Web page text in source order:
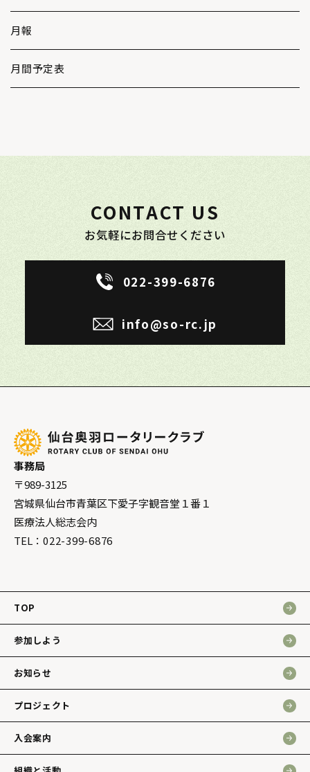
月報
月間予定表
CONTACT US
お気軽にお問合せください
022-399-6876
info@so-rc.jp
事務局
〒989-3125
宮城県仙台市青葉区下愛子字観音堂１番１
医療法人総志会内
TEL： 022-399-6876
TOP
参加しよう
お知らせ
プロジェクト
入会案内